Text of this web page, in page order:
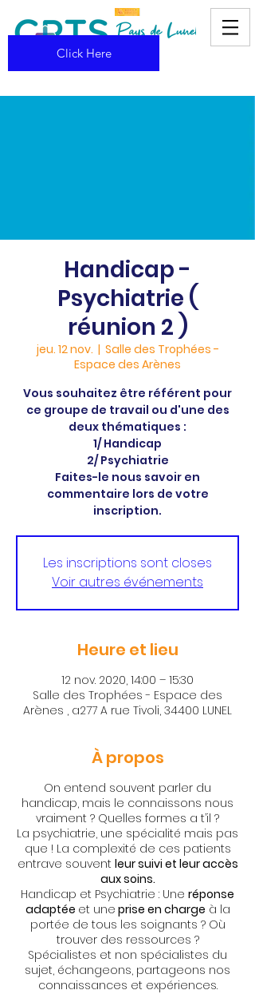
Click Here
Handicap -
Psychiatrie (
réunion 2 )
jeu. 12 nov.
  |
Salle des Trophées -
Espace des Arènes
Vous souhaitez être référent pour
ce groupe de travail ou d'une des
deux thématiques :
1/ Handicap
2/ Psychiatrie
Faites-le nous savoir en
commentaire lors de votre
inscription.
Les inscriptions sont closes
Voir autres événements
Heure et lieu
12 nov. 2020, 14:00 – 15:30
Salle des Trophées - Espace des
Arènes , a277 A rue Tivoli, 34400 LUNEL
À propos
On entend souvent parler du
handicap, mais le connaissons nous
vraiment ? Quelles formes a t’il ?
La psychiatrie, une spécialité mais pas
que ! La complexité de ces patients
entrave souvent leur suivi et leur accès
aux soins.
Handicap et Psychiatrie : Une réponse
adaptée et une prise en charge à la
portée de tous les soignants ? Où
trouver des ressources ?
Spécialistes et non spécialistes du
sujet, échangeons, partageons nos
connaissances et expériences.